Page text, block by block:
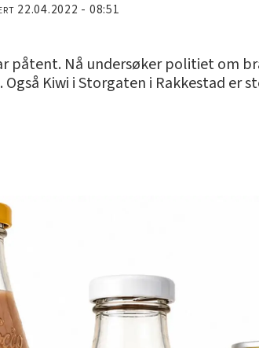
22.04.2022 - 08:51
påtent. Nå undersøker politiet om
Kiwi i Storgaten i Rakkestad er